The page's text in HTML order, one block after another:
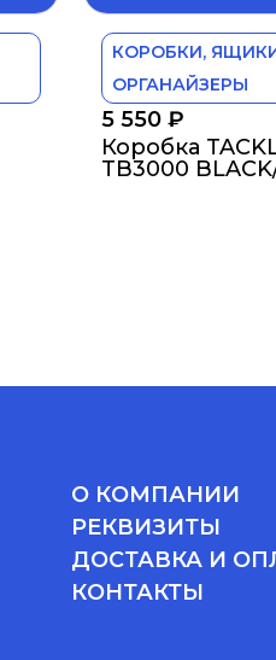
КОРОБКИ,
ОРГАНАЙЗЕРЫ
5 550 ₽
Коробка
TB3000
О КОМПАНИИ
РЕКВИЗИТЫ
ДОСТАВКА И
КОНТАКТЫ